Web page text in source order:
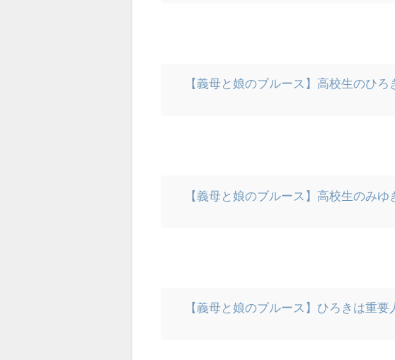
【義母と娘のブルース】高校生のひ
【義母と娘のブルース】高校生のみ
【義母と娘のブルース】ひろきは重要